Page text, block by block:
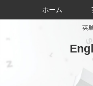
英
ホーム